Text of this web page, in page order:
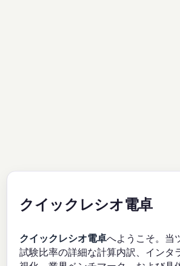
クイックレシオ電卓
クイックレシオ電卓へようこそ。当
試験比率の詳細な計算内訳、インタ